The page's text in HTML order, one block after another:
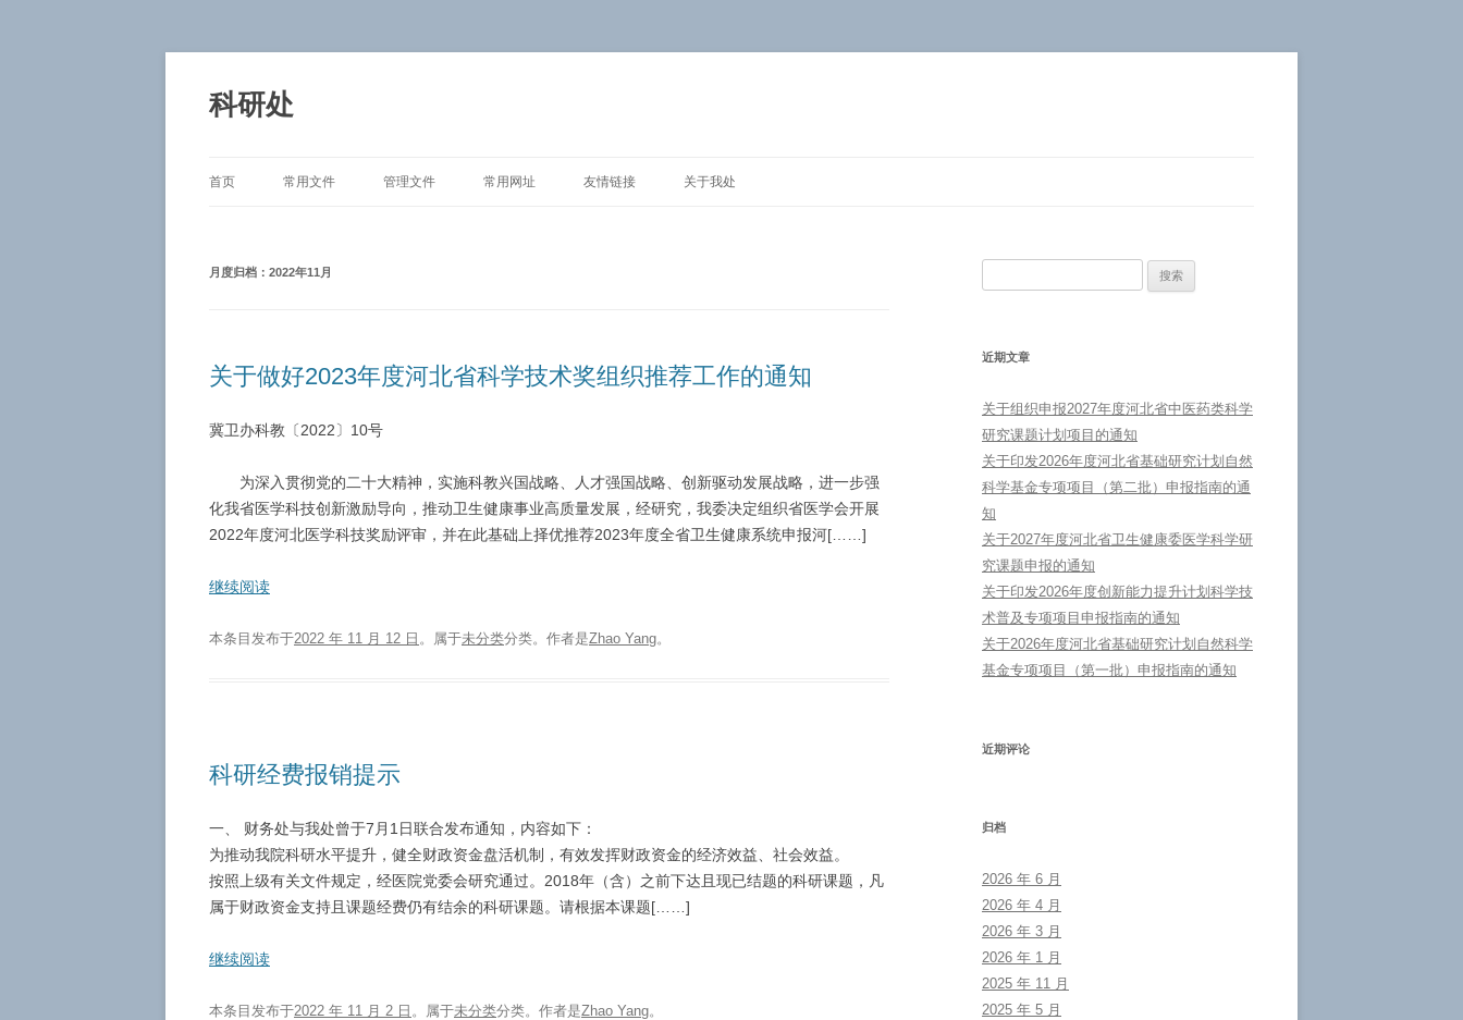
正
文
科研处
首页 常用文件 管理文件 常用网址 友情链接 关于我处
月度归档： 2022年11月
关于做好2023年度河北省科学技术奖组织推荐工作的通知
冀卫办科教〔2022〕10号
为深入贯彻党的二十大精神，实施科教兴国战略、人才强国战略、创新驱动发展战略，进一步强
化我省医学科技创新激励导向，推动卫生健康事业高质量发展，经研究，我委决定组织省医学会开展
2022年度河北医学科技奖励评审，并在此基础上择优推荐2023年度全省卫生健康系统申报河[……]
继续阅读
本条目发布于2022 年 11 月 12 日 。属于未分类分类。 作者是Zhao Yang。
科研经费报销提示
一、 财务处与我处曾于7月1日联合发布通知，内容如下：
为推动我院科研水平提升，健全财政资金盘活机制，有效发挥财政资金的经济效益、社会效益。
按照上级有关文件规定，经医院党委会研究通过。2018年（含）之前下达且现已结题的科研课题，凡
属于财政资金支持且课题经费仍有结余的科研课题。请根据本课题[……]
继续阅读
本条目发布于2022 年 11 月 2 日 。属于未分类分类。 作者是Zhao Yang。
近期文章
关于组织申报2027年度河北省中医药类科学
研究课题计划项目的通知
关于印发2026年度河北省基础研究计划自然
科学基金专项项目（第二批）申报指南的通
知
关于2027年度河北省卫生健康委医学科学研
究课题申报的通知
关于印发2026年度创新能力提升计划科学技
术普及专项项目申报指南的通知
关于2026年度河北省基础研究计划自然科学
基金专项项目（第一批）申报指南的通知
近期评论
归档
2026 年 6 月
2026 年 4 月
2026 年 3 月
2026 年 1 月
2025 年 11 月
2025 年 5 月